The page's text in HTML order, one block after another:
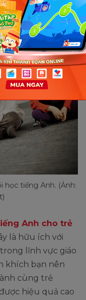
để trẻ cảm thấy
quá trình học.
học tiếng Anh. (Ảnh:
Anh cho trẻ
là hữu ích với
lĩnh vực giáo
khích bạn nên
cùng trẻ
hiệu quả cao